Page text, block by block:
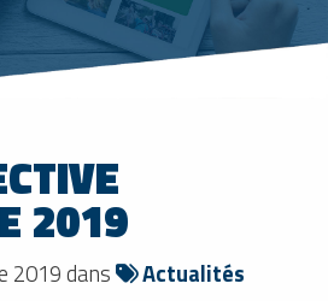
2019
2019 dans Actualités